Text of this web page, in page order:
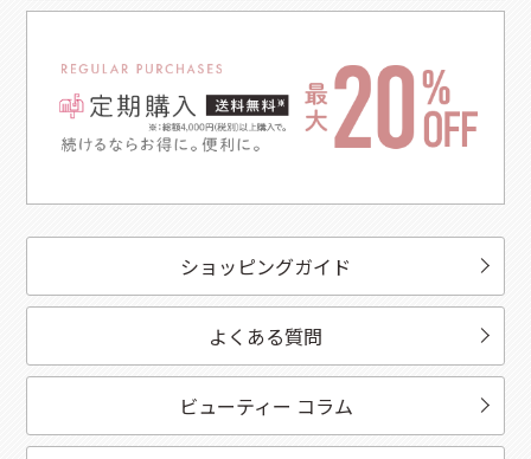
ショッピングガイド
よくある質問
ビューティー コラム